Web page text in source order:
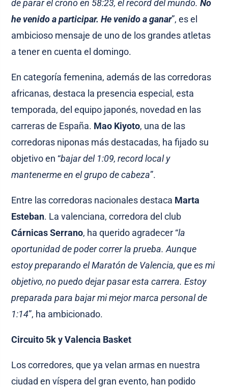
de parar el crono en 58:23, el record del mundo.No
he venido a participar. He venido a ganar”, es el
ambicioso mensaje de uno de los grandes atletas
a tener en cuenta el domingo.
En categoría femenina, además de las corredoras
africanas, destaca la presencia especial, esta
temporada, del equipo japonés, novedad en las
carreras de España. Mao Kiyoto, una de las
corredoras niponas más destacadas, ha fijado su
objetivo en “bajar del 1:09, record local y
mantenerme en el grupo de cabeza”.
Entre las corredoras nacionales destaca Marta
Esteban. La valenciana, corredora del club
Cárnicas Serrano, ha querido agradecer “la
oportunidad de poder correr la prueba. Aunque
estoy preparando el Maratón de Valencia, que es mi
objetivo, no puedo dejar pasar esta carrera. Estoy
preparada para bajar mi mejor marca personal de
1:14”, ha ambicionado.
Circuito 5k y Valencia Basket
Los corredores, que ya velan armas en nuestra
ciudad en víspera del gran evento, han podido